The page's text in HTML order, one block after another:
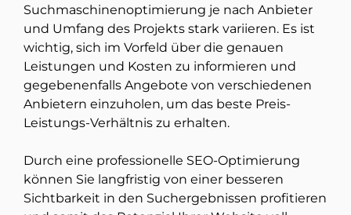
Suchmaschinenoptimierung je nach Anbieter
und Umfang des Projekts stark variieren. Es ist
wichtig, sich im Vorfeld über die genauen
Leistungen und Kosten zu informieren und
gegebenenfalls Angebote von verschiedenen
Anbietern einzuholen, um das beste Preis-
Leistungs-Verhältnis zu erhalten.
Durch eine professionelle SEO-Optimierung
können Sie langfristig von einer besseren
Sichtbarkeit in den Suchergebnissen profitieren